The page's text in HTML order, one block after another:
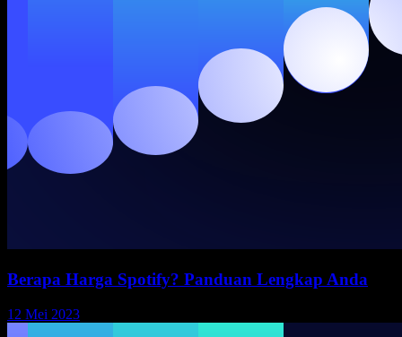
Berapa Harga Spotify? Panduan Lengkap Anda
12 Mei 2023